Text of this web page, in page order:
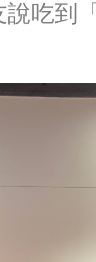
吃到